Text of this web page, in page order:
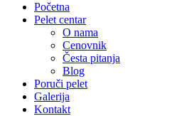
Početna
Pelet centar
O nama
Cenovnik
Česta pitanja
Blog
Poruči pelet
Galerija
Kontakt